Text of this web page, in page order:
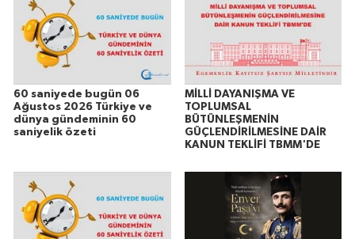
60 saniyede bugün 06
Ağustos 2026 Türkiye ve
dünya gündeminin 60
saniyelik özeti
MİLLİ DAYANIŞMA VE
TOPLUMSAL
BÜTÜNLEŞMENİN
GÜÇLENDİRİLMESİNE DAİR
KANUN TEKLİFİ TBMM'DE